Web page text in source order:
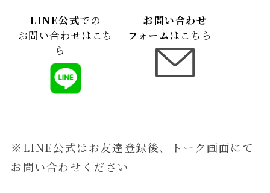
LINE公式での
お問い合わせはこち
ら
お問い合わせ
フォームはこちら
※LINE公式はお友達登録後、トーク画面にて
お問い合わせください